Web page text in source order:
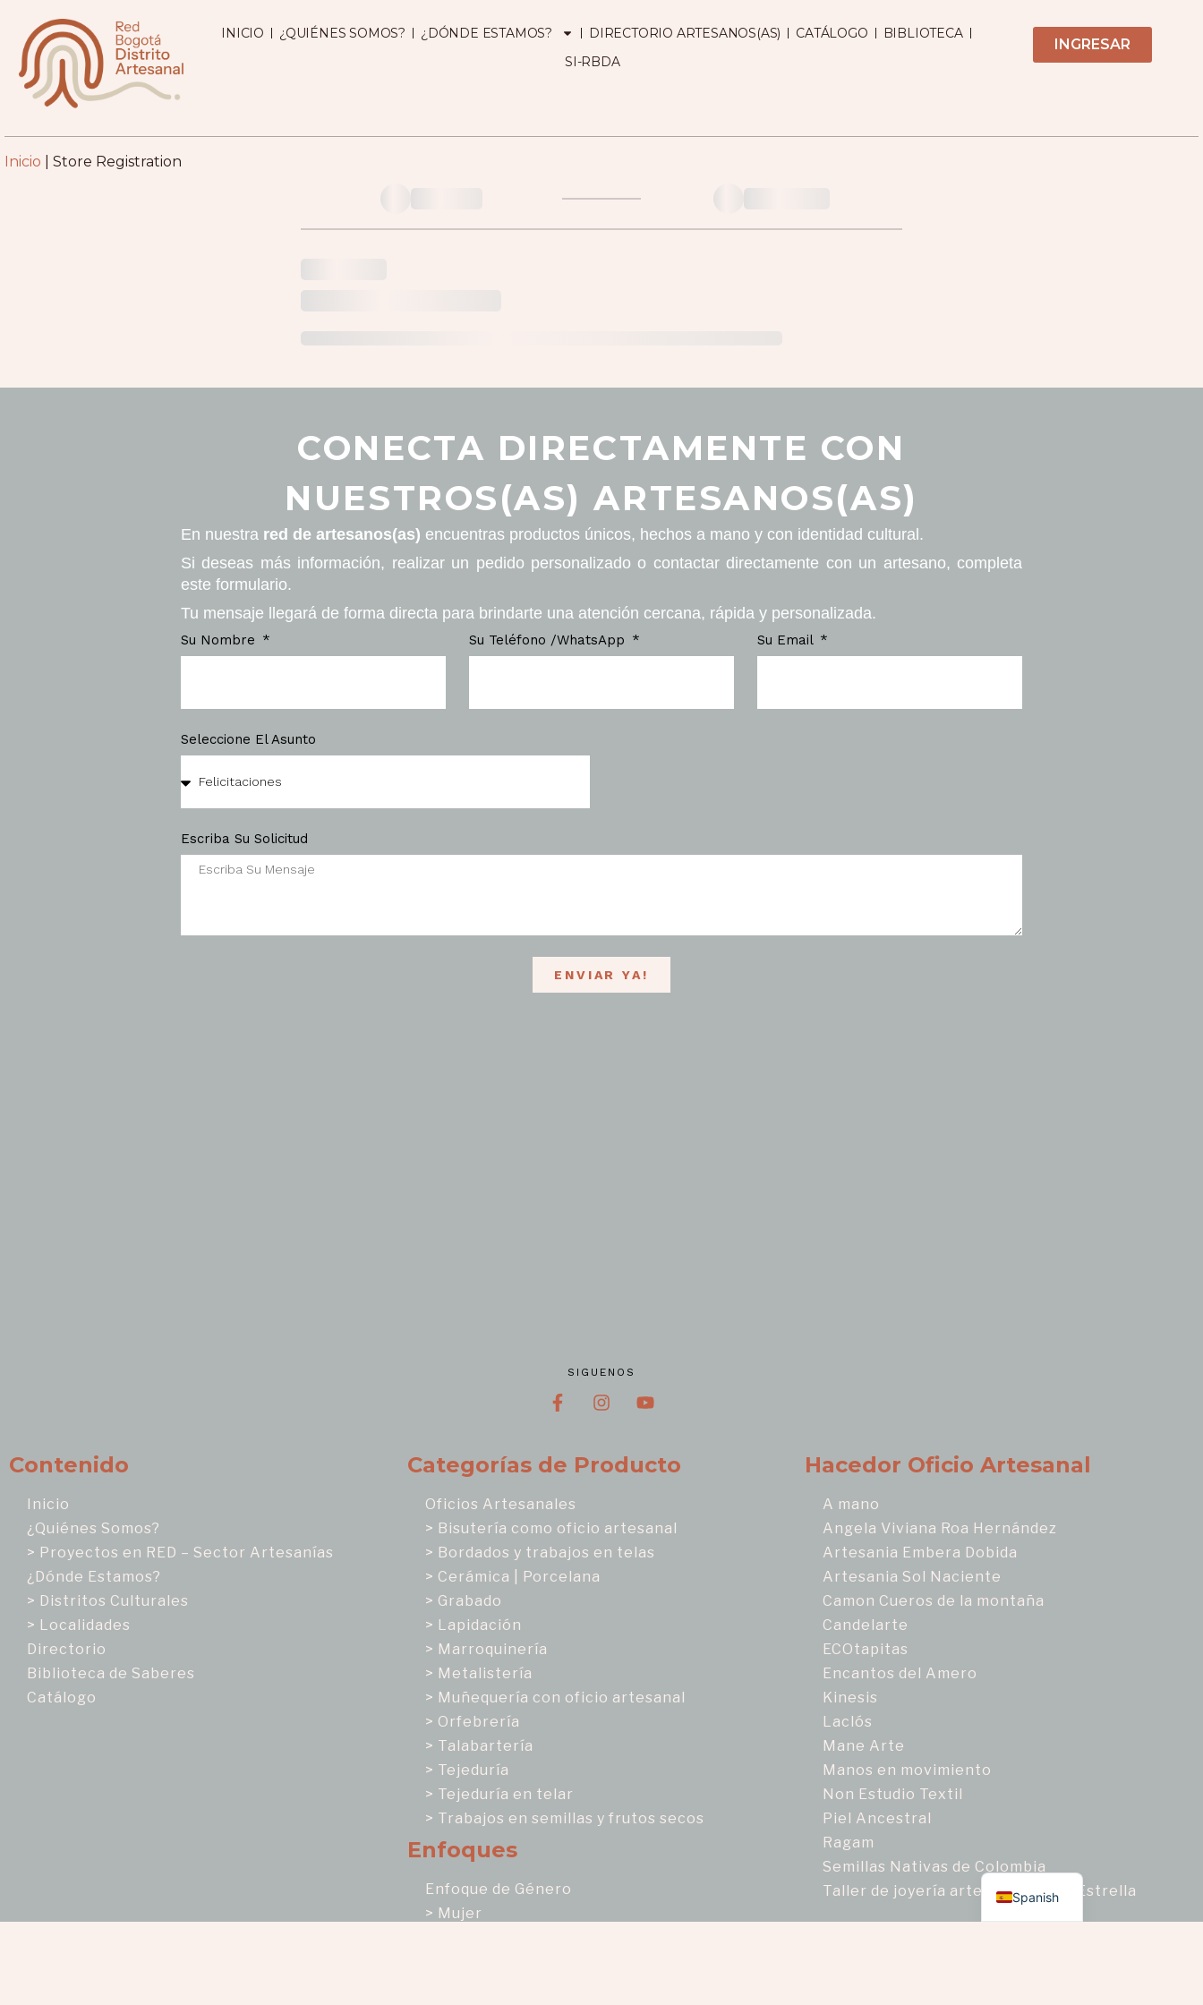
INICIO ¿QUIÉNES SOMOS? ¿DÓNDE ESTAMOS? DIRECTORIO ARTESANOS(AS) CATÁLOGO
BIBLIOTECA
SI-RBDA
INGRESAR
Inicio Store Registration
CONECTA DIRECTAMENTE CON
NUESTROS(AS) ARTESANOS(AS)
En nuestra red de artesanos(as) encuentras productos únicos, hechos a mano y con identidad cultural.
Si deseas más información, realizar un pedido personalizado o contactar directamente con un artesano, completa
este formulario.
Tu mensaje llegará de forma directa para brindarte una atención cercana, rápida y personalizada.
Su Nombre Su Teléfono /WhatsApp Su Email
Seleccione El Asunto
Escriba Su Solicitud
ENVIAR YA!
SIGUENOS
Contenido
Inicio
¿Quiénes Somos?
> Proyectos en RED – Sector Artesanías
¿Dónde Estamos?
> Distritos Culturales
> Localidades
Directorio
Biblioteca de Saberes
Catálogo
Categorías de Producto
Oficios Artesanales
> Bisutería como oficio artesanal
> Bordados y trabajos en telas
> Cerámica | Porcelana
> Grabado
> Lapidación
> Marroquinería
> Metalistería
> Muñequería con oficio artesanal
> Orfebrería
> Talabartería
> Tejeduría
> Tejeduría en telar
> Trabajos en semillas y frutos secos
Enfoques
Enfoque de Género
> Mujer
Hacedor Oficio Artesanal
A mano
Angela Viviana Roa Hernández
Artesania Embera Dobida
Artesania Sol Naciente
Camon Cueros de la montaña
Candelarte
ECOtapitas
Encantos del Amero
Kinesis
Laclós
Mane Arte
Manos en movimiento
Non Estudio Textil
Piel Ancestral
Ragam
Semillas Nativas de Colombia
Taller de joyería artesanal Zafiro Estrella
Spanish
English